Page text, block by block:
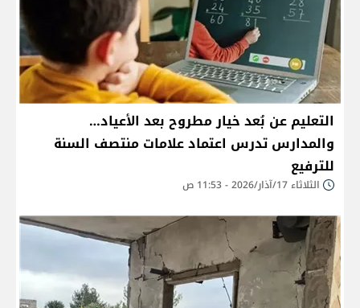
التعليم عن بُعد خيار مطروح بعد الأعياد…
والمدارس تدرس اعتماد علامات منتصف السنة
للترفيع
الثلاثاء 17/آذار/2026 - 11:53 ص